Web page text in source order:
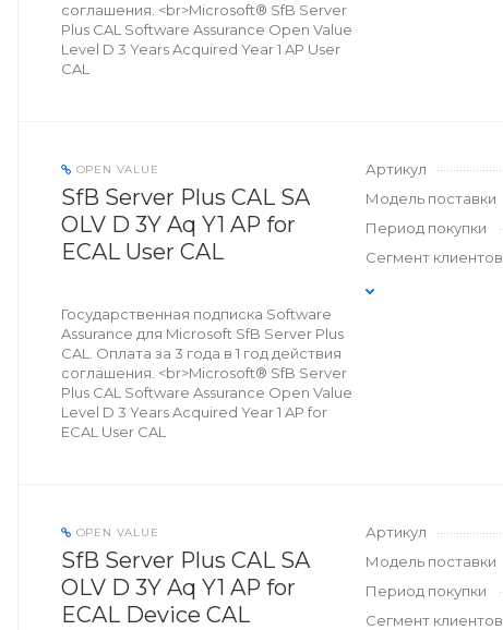
соглашения. <br>Microsoft® SfB Server
Plus CAL Software Assurance Open Value
Level D 3 Years Acquired Year 1 AP User
CAL
OPEN VALUE
SfB Server Plus CAL SA
OLV D 3Y Aq Y1 AP for
ECAL User CAL
Государственная подписка Software
Assurance для Microsoft SfB Server Plus
CAL. Оплата за 3 года в 1 год действия
соглашения. <br>Microsoft® SfB Server
Plus CAL Software Assurance Open Value
Level D 3 Years Acquired Year 1 AP for
ECAL User CAL
Артикул
Модель поставки
Период покупки
Сегмент клиентов
OPEN VALUE
SfB Server Plus CAL SA
OLV D 3Y Aq Y1 AP for
ECAL Device CAL
Артикул
Модель поставки
Период покупки
Сегмент клиентов